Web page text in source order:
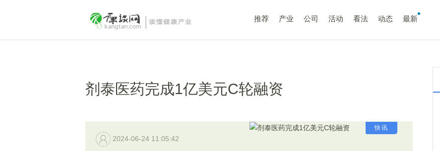
推荐 产业 公司 活动 看法 动态 最新
剂泰医药完成1亿美元C轮融资
快讯
2024-06-24 11:05:42